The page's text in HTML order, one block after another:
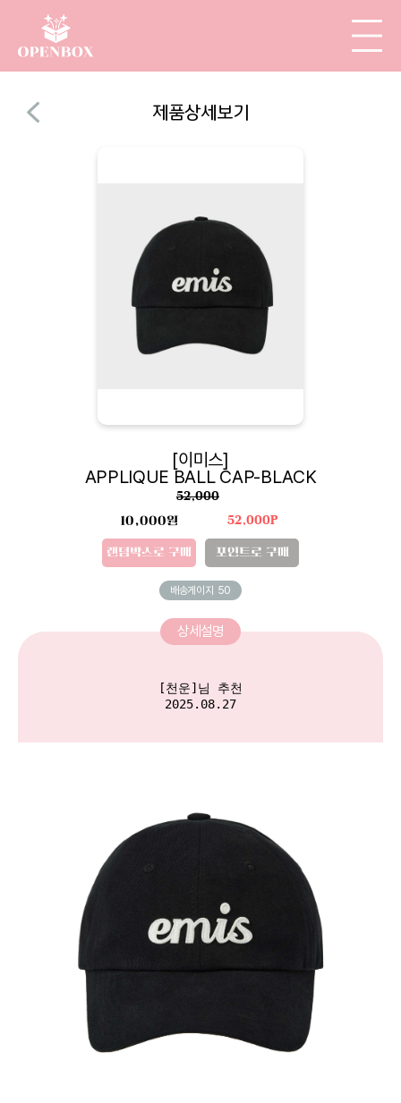
제품상세보기
[이미스]
APPLIQUE BALL CAP-BLACK
52,000
10,000원
랜덤박스로 구매
52,000P
포인트로 구매
배송게이지 50
상세설명
[천운]님 추천
2025.08.27